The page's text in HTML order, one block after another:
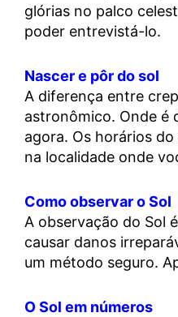
glórias no palco
poder entrevistá-lo.
Nascer e pôr do sol
A diferença entre
astronômico. Onde é
agora. Os horários
na localidade onde
Como observar o Sol
A observação do Sol
causar danos
um método seguro.
O Sol em números